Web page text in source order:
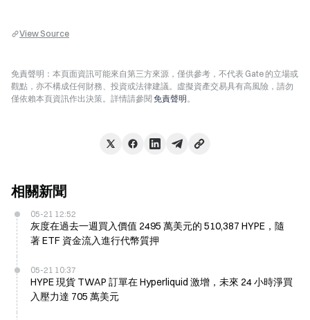
View Source
免責聲明：本頁面資訊可能來自第三方來源，僅供參考，不代表 Gate 的立場或
觀點，亦不構成任何財務、投資或法律建議。虛擬資產交易具有高風險，請勿
僅依賴本頁資訊作出決策。詳情請參閱 免責聲明。
相關新聞
05-21 12:52
灰度在過去一週買入價值 2495 萬美元的 510,387 HYPE，隨
著 ETF 資金流入進行代幣質押
05-21 10:37
HYPE 現貨 TWAP 訂單在 Hyperliquid 激增，未來 24 小時淨買
入壓力達 705 萬美元